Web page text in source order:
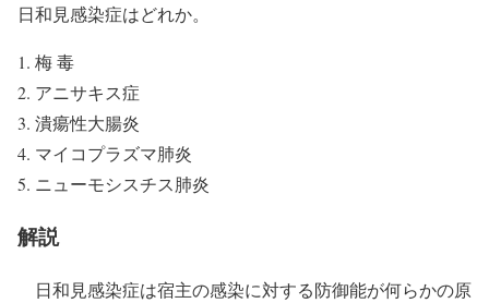
日和見感染症はどれか。
梅 毒
アニサキス症
潰瘍性大腸炎
マイコプラズマ肺炎
ニューモシスチス肺炎
解説
日和見感染症は宿主の感染に対する防御能が何らかの原